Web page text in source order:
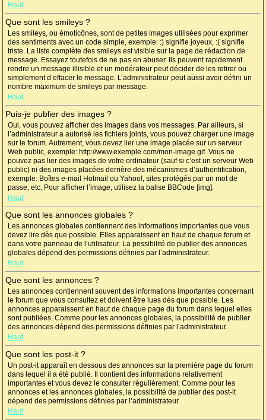
Haut
Que sont les smileys ?
Les smileys, ou émoticônes, sont de petites images utilisées pour exprimer
des sentiments avec un code simple, exemple: :) signifie joyeux, :( signifie
triste. La liste complète des smileys est visible sur la page de rédaction de
message. Essayez toutefois de ne pas en abuser. Ils peuvent rapidement
rendre un message illisible et un modérateur peut décider de les retirer ou
simplement d’effacer le message. L’administrateur peut aussi avoir défini un
nombre maximum de smileys par message.
Haut
Puis-je publier des images ?
Oui, vous pouvez afficher des images dans vos messages. Par ailleurs, si
l’administrateur a autorisé les fichiers joints, vous pouvez charger une image
sur le forum. Autrement, vous devez lier une image placée sur un serveur
Web public, exemple: http://www.exemple.com/mon-image.gif. Vous ne
pouvez pas lier des images de votre ordinateur (sauf si c’est un serveur Web
public) ni des images placées derrière des mécanismes d’authentification,
exemple: Boîtes e-mail Hotmail ou Yahoo!, sites protégés par un mot de
passe, etc. Pour afficher l’image, utilisez la balise BBCode [img].
Haut
Que sont les annonces globales ?
Les annonces globales contiennent des informations importantes que vous
devez lire dès que possible. Elles apparaissent en haut de chaque forum et
dans votre panneau de l’utilisateur. La possibilité de publier des annonces
globales dépend des permissions définies par l’administrateur.
Haut
Que sont les annonces ?
Les annonces contiennent souvent des informations importantes concernant
le forum que vous consultez et doivent être lues dès que possible. Les
annonces apparaissent en haut de chaque page du forum dans lequel elles
sont publiées. Comme pour les annonces globales, la possibilité de publier
des annonces dépend des permissions définies par l’administrateur.
Haut
Que sont les post-it ?
Un post-it apparaît en dessous des annonces sur la première page du forum
dans lequel il a été publié. Il contient des informations relativement
importantes et vous devez le consulter régulièrement. Comme pour les
annonces et les annonces globales, la possibilité de publier des post-it
dépend des permissions définies par l’administrateur.
Haut